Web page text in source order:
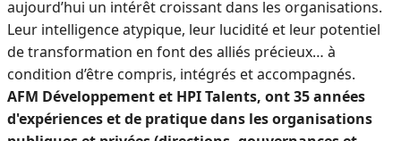
aujourd’hui un intérêt croissant dans les organisations.
Leur intelligence atypique, leur lucidité et leur potentiel
de transformation en font des alliés précieux… à
condition d’être compris, intégrés et accompagnés.
AFM Développement et HPI Talents, ont 35 années
d'expériences et de pratique dans les organisations